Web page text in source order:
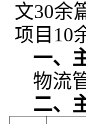
文30余
项目10
一、
物流
二、